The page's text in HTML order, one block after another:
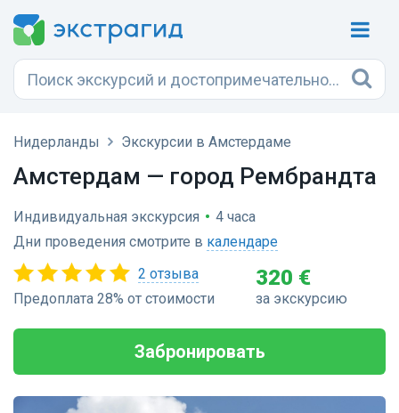
Нидерланды Экскурсии в Амстердаме
Амстердам — город Рембрандта
Индивидуальная экскурсия • 4 часа
Дни проведения смотрите в календаре
2 отзыва
Предоплата 28% от стоимости
320 €
за экскурсию
Забронировать